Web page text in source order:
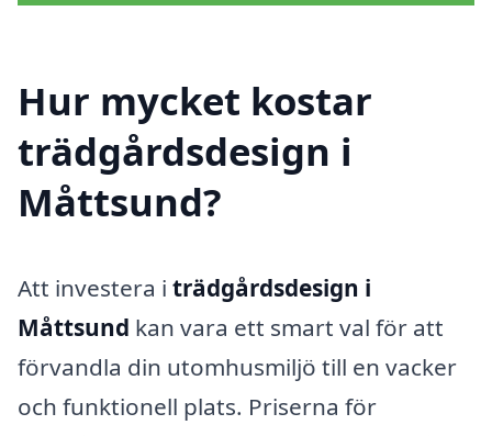
Hur mycket kostar
trädgårdsdesign i
Måttsund?
Att investera i trädgårdsdesign i
Måttsund kan vara ett smart val för att
förvandla din utomhusmiljö till en vacker
och funktionell plats. Priserna för